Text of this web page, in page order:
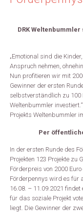
DRK
„Emotional sind die
Anspruch nehmen,
Nun profitieren wir mit
Gewinner der ersten
selbstverständlich zu 100
Weltenbummler
Projekts Weltenbummler
Per
In der ersten Runde des
Projekten 123 Projekte zu
Förderpreis von 2000
Förderpennys wird es für
16.08. – 11.09.2021
für das soziale Projekt
liegt. Die Gewinner der